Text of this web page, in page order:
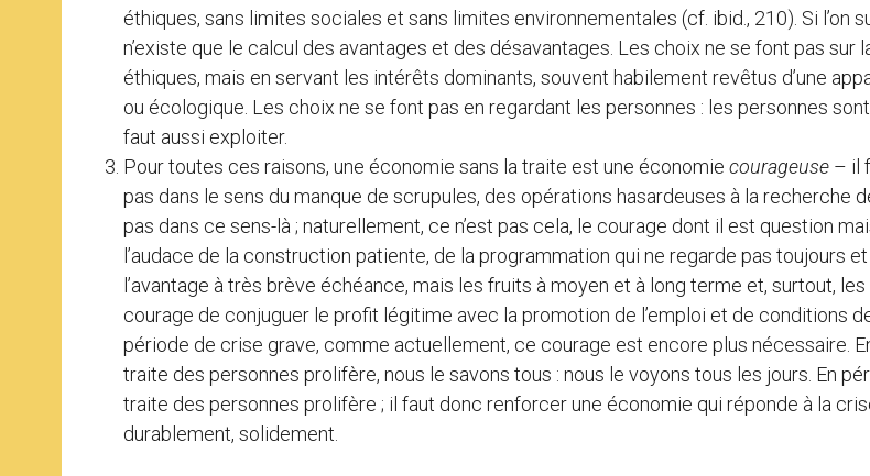
éthiques, sans limites sociales et sans limites environnementales (cf. ibid., 210). Si l’on
n’existe que le calcul des avantages et des désavantages. Les choix ne se font pas sur
éthiques, mais en servant les intérêts dominants, souvent habilement revêtus d’une
ou écologique. Les choix ne se font pas en regardant les personnes : les personnes
faut aussi exploiter.
Pour toutes ces raisons, une économie sans la traite est une économie courageuse – il
pas dans le sens du manque de scrupules, des opérations hasardeuses à la recherche
pas dans ce sens-là ; naturellement, ce n’est pas cela, le courage dont il est question
l’audace de la construction patiente, de la programmation qui ne regarde pas toujours
l’avantage à très brève échéance, mais les fruits à moyen et à long terme et, surtout,
courage de conjuguer le profit légitime avec la promotion de l’emploi et de conditions
période de crise grave, comme actuellement, ce courage est encore plus nécessaire.
traite des personnes prolifère, nous le savons tous : nous le voyons tous les jours. En
traite des personnes prolifère ; il faut donc renforcer une économie qui réponde à la
durablement, solidement.